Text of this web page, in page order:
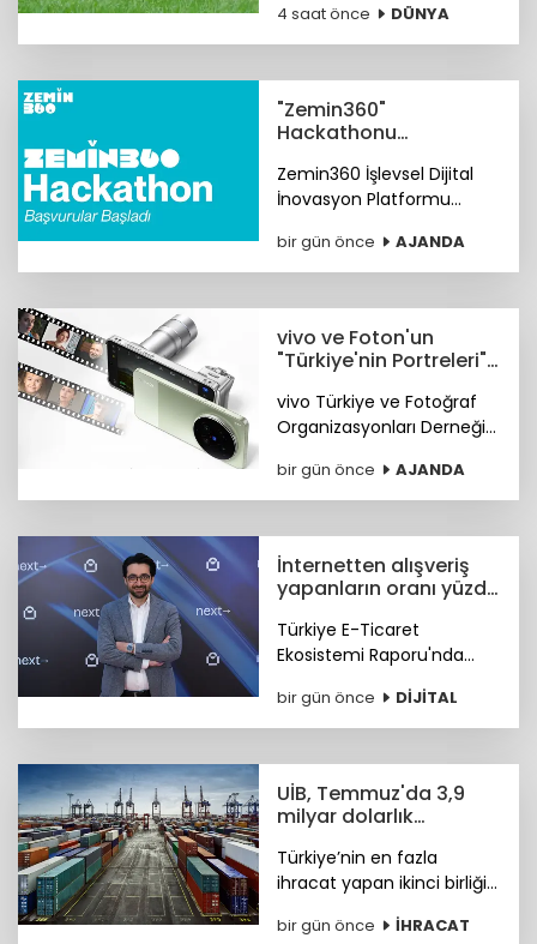
büyüklüğündeki süt
ürünleri sektörüyle “Dünya
ünvanını kazandı.
4 saat önce DÜNYA
"Zemin360"
Hackathonu
Zemin360 İşlevsel Dijital
İnovasyon Platformu
geçiyor. Son başvuru tarihi
7 Eylül 2026. Başvurular
bir gün önce AJANDA
vivo ve Foton'un
"Türkiye'nin Portreleri"
vivo Türkiye ve Fotoğraf
Organizasyonları Derneği
Portreleri” temalı
fotoğrafçılık yarışmasını
bir gün önce AJANDA
İnternetten alışveriş
yapanların oranı yüzde
Türkiye E-Ticaret
Ekosistemi Raporu'nda
eğitici yayınlara ilginin
arttığı görülüyor.
bir gün önce DİJİTAL
UİB, Temmuz'da 3,9
milyar dolarlık
Türkiye’nin en fazla
ihracat yapan ikinci birliği
Birlikleri’nin Temmuz ayı
bir gün önce İHRACAT